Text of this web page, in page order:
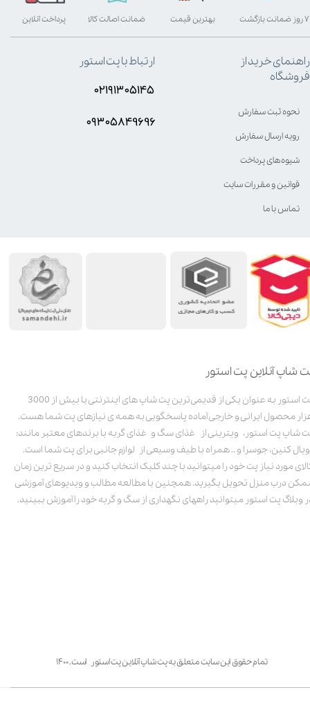
شاپ آنلاین پت استور
پت استور به عنوان یکی از قدیمی‌ترین پت شاپ های اینترنتی با بیش از 3000
محصول ایرانی و خارجی آماده پاسخگویی به همه ی نیازهای پت شما هست.
شاپ پت استور، ویترینی از غذای سگ و غذای گربه با برندهای معتبر مانند:
کنین، جوسرا و .. همراه با طیف وسیعی از لوازم جانبی برای پت شما است.
مورد نیاز پت خود را میتوانید با چند کلیک انتخاب کنید و در سریع ترین زمان
درب منزل تحویل بگیرید. همچنین با مطالعه مطالب و ویدیوهای آموزشی
وبلاگ پت استور میتوانید راههای نگهداری از سگ و گربه خود را آموزش ببینید.
تمام حقوق این سایت متعلق به پت شاپ آنلاین پت استور است. ۱۴۰۰
بهترین قیمت پرداخت آنلاین ۷ روز ضمانت بازگشت ضمانت اصالت کالا
راهنمای خرید از
فروشگاه
نحوه ثبت سفارش
رویه ارسال سفارش
شیوه‌های پرداخت
قوانین و مقررات سایت
تماس با ما
ارتباط با پت استور
۰۲۱۹۱۳۰۵۱۴۵
۰۹۳۰۵8۴9696